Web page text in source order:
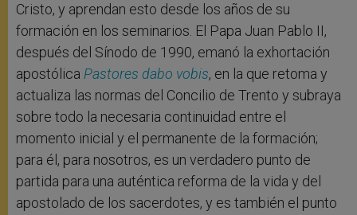
Cristo, y aprendan esto desde los años de su
formación en los seminarios. El Papa Juan Pablo II,
después del Sínodo de 1990, emanó la exhortación
apostólica Pastores dabo vobis, en la que retoma y
actualiza las normas del Concilio de Trento y subraya
sobre todo la necesaria continuidad entre el
momento inicial y el permanente de la formación;
para él, para nosotros, es un verdadero punto de
partida para una auténtica reforma de la vida y del
apostolado de los sacerdotes, y es también el punto